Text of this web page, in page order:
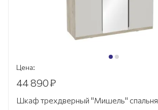
Цена:
44 890₽
Шкаф трехдверный "Мишель" спальня